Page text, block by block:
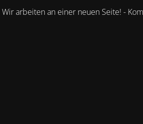
Wir arbeiten an einer neuen Seite! -